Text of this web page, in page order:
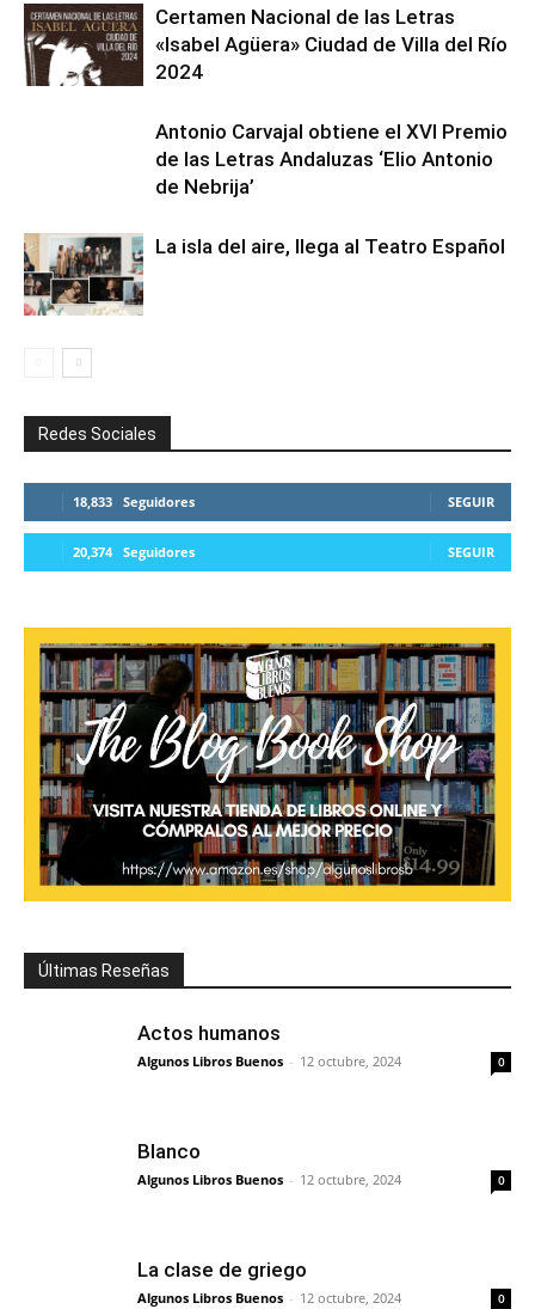
Certamen Nacional de las Letras
«Isabel Agüera» Ciudad de Villa del Río
2024
Antonio Carvajal obtiene el XVI Premio
de las Letras Andaluzas ‘Elio Antonio
de Nebrija’
La isla del aire, llega al Teatro Español
Redes Sociales
18,833 Seguidores SEGUIR
20,374 Seguidores SEGUIR
Últimas Reseñas
Actos humanos
Algunos Libros Buenos - 12 octubre, 2024 0
Blanco
Algunos Libros Buenos - 12 octubre, 2024 0
La clase de griego
Algunos Libros Buenos - 12 octubre, 2024 0